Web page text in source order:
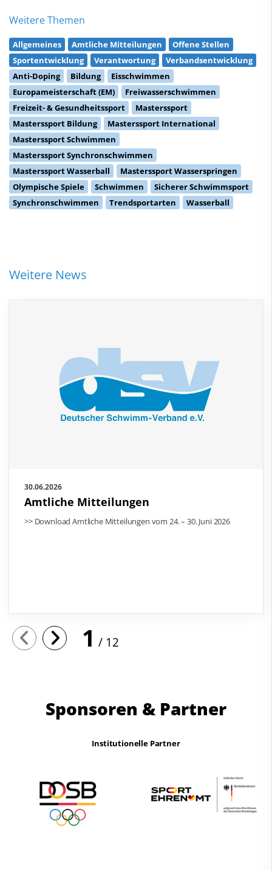
Weitere Themen
Allgemeines Amtliche Mitteilungen
Offene Stellen
Sportentwicklung
Verantwortung
Verbandsentwicklung
Anti-Doping
Bildung
Eisschwimmen
Europameisterschaft (EM)
Freiwasserschwimmen
Freizeit- & Gesundheitssport
Masterssport
Masterssport Bildung
Masterssport International
Masterssport Schwimmen
Masterssport Synchronschwimmen
Masterssport Wasserball
Masterssport Wasserspringen
Olympische Spiele
Schwimmen
Sicherer Schwimmsport
Synchronschwimmen
Trendsportarten Wasserball
Weitere News
30.06.2026
Amtliche Mitteilungen
>> Download Amtliche Mitteilungen vom 24. – 30. Juni 2026
1 12
Sponsoren & Partner
Institutionelle Partner